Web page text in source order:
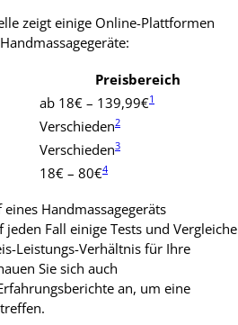
zeigt einige Online-Plattformen
Preisbereich
ab 18€ – 139,99€1
Verschieden2
Verschieden3
18€ – 80€4
Handmassagegeräts
Fall einige Tests und Vergleiche
Leistungs-Verhältnis für Ihre
Sie sich auch
an, um eine